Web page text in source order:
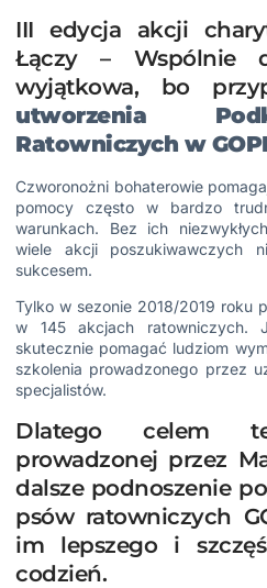
III edycja akcji
Łączy – Wspólnie
wyjątkowa, bo
utworzenia
Ratowniczych w
Czworonożni bohaterowie
pomocy często w bardzo
warunkach. Bez ich
wiele akcji poszukiwawczych
sukcesem.
Tylko w sezonie 2018/2019 roku
w 145 akcjach ratowniczych.
skutecznie pomagać ludziom
szkolenia prowadzonego przez
specjalistów.
Dlatego celem
prowadzonej przez
dalsze podnoszenie
psów ratowniczych
im lepszego i
codzień.